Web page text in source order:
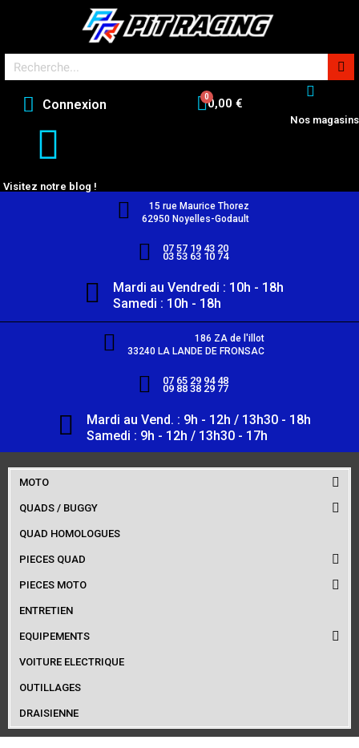
Connexion 0,00 €
Nos magasins
Visitez notre blog !
15 rue Maurice Thorez
62950 Noyelles-Godault
07 57 19 43 20
03 53 63 10 74
Mardi au Vendredi : 10h - 18h
Samedi : 10h - 18h
186 ZA de l'illot
33240 LA LANDE DE FRONSAC
07 65 29 94 48
09 88 38 29 77
Mardi au Vend. : 9h - 12h / 13h30 - 18h
Samedi : 9h - 12h / 13h30 - 17h
MOTO
QUADS / BUGGY
QUAD HOMOLOGUES
PIECES QUAD
PIECES MOTO
ENTRETIEN
EQUIPEMENTS
VOITURE ELECTRIQUE
OUTILLAGES
DRAISIENNE